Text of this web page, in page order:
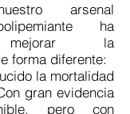
arsenal
ha
mejorar la
forma diferente:
la mortalidad
gran evidencia
pero con